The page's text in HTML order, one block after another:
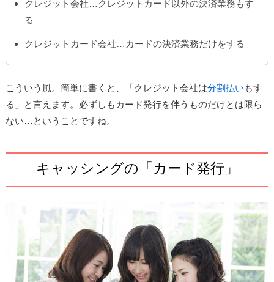
クレジット会社…クレジットカード以外の決済業務もす
る
クレジットカード会社…カードの決済業務だけをする
こういう風。簡単に書くと、「クレジット会社は分割払い もす
る」と言えます。必ずしもカード発行を伴うものだけとは限ら
ない…ということですね。
キャッシングの「カード発行」